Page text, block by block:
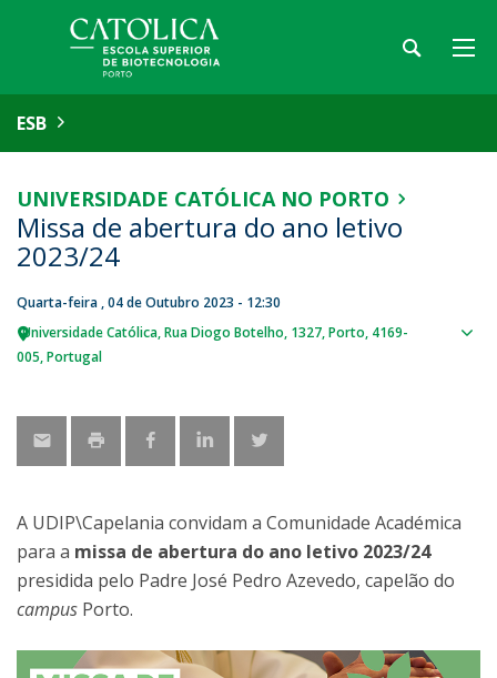
ESB
UNIVERSIDADE CATÓLICA NO PORTO
Missa de abertura do ano letivo
2023/24
Quarta-feira , 04 de Outubro 2023 - 12:30
Universidade Católica Rua Diogo Botelho, 1327 Porto 4169-
005 Portugal
A UDIP\Capelania convidam a Comunidade Académica
para a missa de abertura do ano letivo 2023/24
presidida pelo Padre José Pedro Azevedo, capelão do
campus Porto.